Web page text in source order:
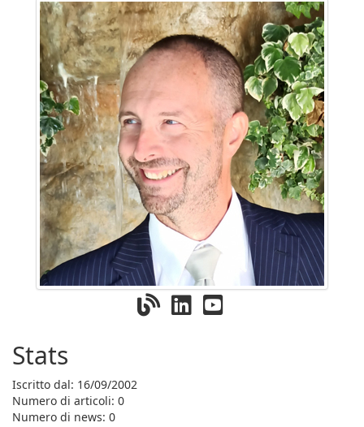
Stats
Iscritto dal: 16/09/2002
Numero di articoli: 0
Numero di news: 0